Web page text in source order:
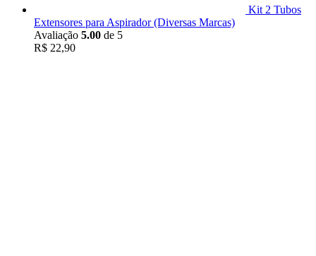
Kit 2 Tubos
Extensores para Aspirador (Diversas Marcas)
Avaliação 5.00 de 5
R$ 22,90